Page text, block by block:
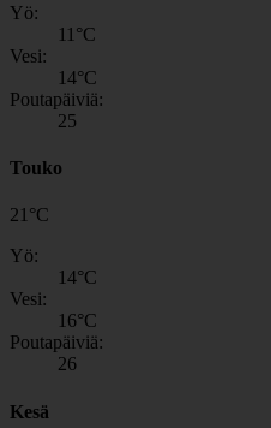
Yö:
11 °C
Vesi:
14°C
Poutapäiviä:
25
Touko
21°C
Yö:
14°C
Vesi:
16°C
Poutapäiviä:
26
Kesä